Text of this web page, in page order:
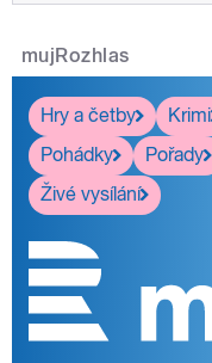
mujRozhlas
Hry a četby
Krimi
Pohádky
Pořady
Živé vysílání